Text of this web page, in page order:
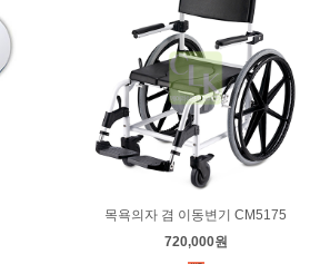
목욕의자 겸 이동변기 CM5175
720,000원